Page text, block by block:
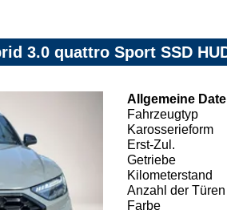
3.0 quattro Sport SSD
Allgemeine
Fahrzeugtyp
Karosserieform
Erst-Zul.
Getriebe
Kilometerstand
Anzahl der Türen
Farbe